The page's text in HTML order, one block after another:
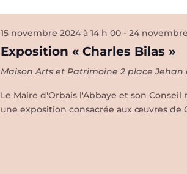
Exposition « Charles Bilas »
15 novembre 2024 à 14 h 00- 24
Maison Arts et Patrimoine 2 place Jehan
Le Maire d'Orbais l'Abbaye et son
une exposition consacrée aux œuvres de